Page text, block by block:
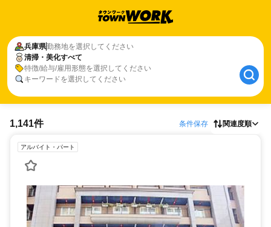
兵庫県勤務地を選択してください
清掃・美化すべて
特徴/給与/雇用形態を選択してください
キーワードを選択してください
1,141件 条件保存 関連度順
アルバイト・パート